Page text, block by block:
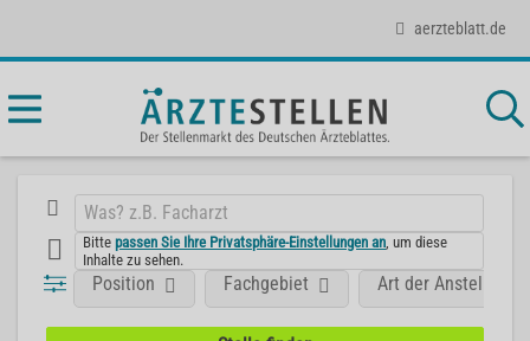
aerzteblatt.de
Bittepassen Sie Ihre Privatsphäre-Einstellungen an , um diese
Inhalte zu sehen.
Position Fachgebiet Art der Anstellung